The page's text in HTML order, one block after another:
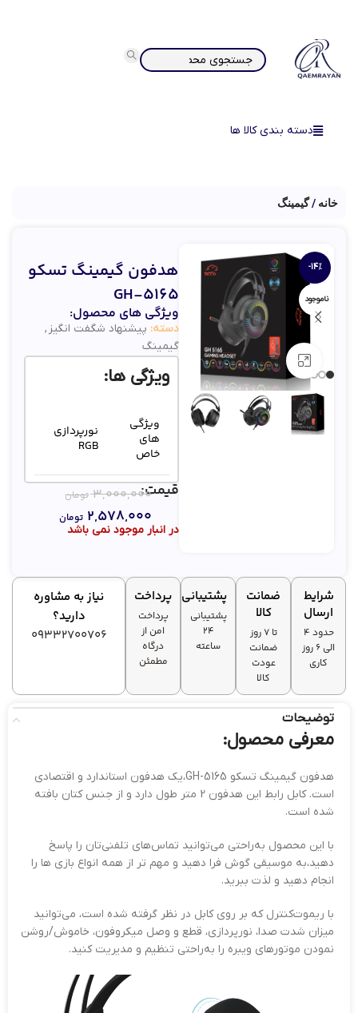
دسته بندی کالا ها
خانه گیمینگ
-14%
ناموجود
بزرگنمایی تصویر
هدفون گیمینگ تسکو
GH-5165
ویژگی های محصول:
دسته: پیشنهاد شگفت انگیز ,
گیمینگ
ویژگی ها:
ویژگی‌
های
خاص
نورپردازی
RGB
نوع
اتصال
با سیم
نشانگر
LED
دارد
در انبار موجود نمی باشد
قیمت:۳,۰۰۰,۰۰۰ تومان
۲,۵۷۸,۰۰۰ تومان
شرایط
ارسال
حدود 4
الی 6 روز
کاری
ضمانت
کالا
تا ۷ روز
ضمانت
عودت
کالا
پشتیبانی
پشتیبانی
۲۴
ساعته
پرداخت
پرداخت
امن از
درگاه
مطمئن
نیاز به مشاوره
دارید؟
09332700706
توضیحات
معرفی محصول:
هدفون گیمینگ تسکو GH-5165،یک هدفون استاندارد و اقتصادی
است. کابل رابط این هدفون 2 متر طول دارد و از جنس کتان بافته
شده است.
با این محصول به‌راحتی می‌توانید تماس‌های تلفنی‌تان را پاسخ
دهید،به موسیقی گوش فرا دهید و مهم تر از همه انواع بازی ها را
انجام دهید و لذت ببرید.
با ریموت‌کنترل که بر روی کابل در نظر گرفته شده است، می‌توانید
میزان شدت صدا، نورپردازی، قطع و وصل میکروفون، خاموش/روشن
نمودن موتورهای ویبره را به‌راحتی تنظیم و مدیریت کنید.